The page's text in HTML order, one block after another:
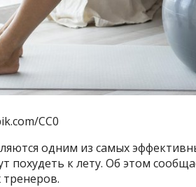
CC0
одним из самых
похудеть к лету. Об этом